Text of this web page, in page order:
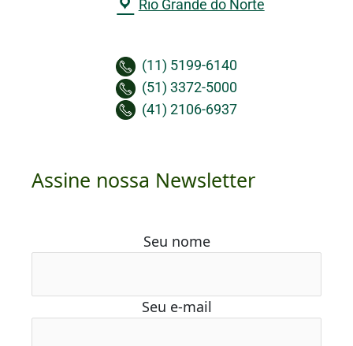
Rio Grande do Norte
(11) 5199-6140
(51) 3372-5000
(41) 2106-6937
Assine nossa Newsletter
Seu nome
Seu e-mail